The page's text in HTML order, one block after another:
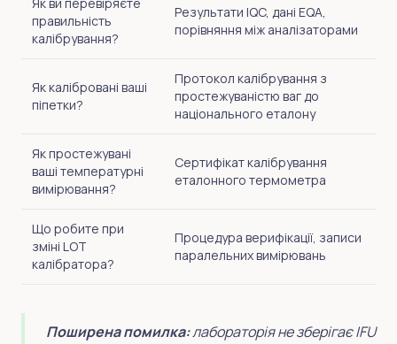
правильність
калібрування?
Результати IQC, дані EQA,
порівняння між аналізаторами
Як калібровані ваші
піпетки?
Протокол калібрування з
простежуваністю ваг до
національного еталону
Як простежувані
ваші температурні
вимірювання?
Сертифікат калібрування
еталонного термометра
Що робите при
зміні LOT
калібратора?
Процедура верифікації, записи
паралельних вимірювань
Поширена помилка:лабораторія не зберігає IFU